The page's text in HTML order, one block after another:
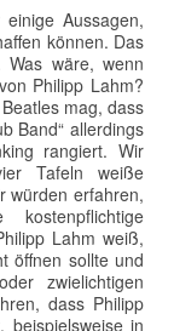
Aussagen,
können. Das
Was wäre, wenn
Philipp Lahm?
mag, dass
Band“ allerdings
rangiert. Wir
Tafeln weiße
würden erfahren,
Lahm weiß,
öffnen sollte und
zwielichtigen
dass Philipp
beispielsweise in